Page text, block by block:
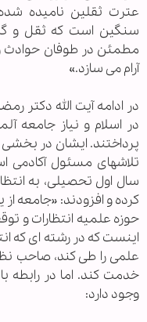
عترت ثقلین نامیده
سنگین است که ثقل و
مطمئن در طوفان حوادث
آرام می سازد.»
در ادامه آیت الله دکتر
در اسلام و نیاز جامعه
پرداختند. ایشان در
تلاش­های مسئول آکادمی
سال اول تحصیلی، به
کرده و افزودند: «جامعه
حوزه علمیه انتظارات و
اینست که در رشته ای که
علمی را طی کند، صاحب
خدمت کند. اما در رابطه
وجود دارد: